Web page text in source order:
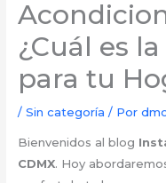
¿Cuál es
para tu
/Sin categoría / Por
Bienvenidos al blog
CDMX. Hoy